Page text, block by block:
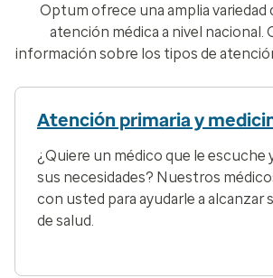
Optum ofrece una amplia variedad
atención médica a nivel nacional.
información sobre los tipos de
Atención primaria y
¿Quiere un médico que le escuche
sus necesidades? Nuestros
con usted para ayudarle a alcanzar
de salud.